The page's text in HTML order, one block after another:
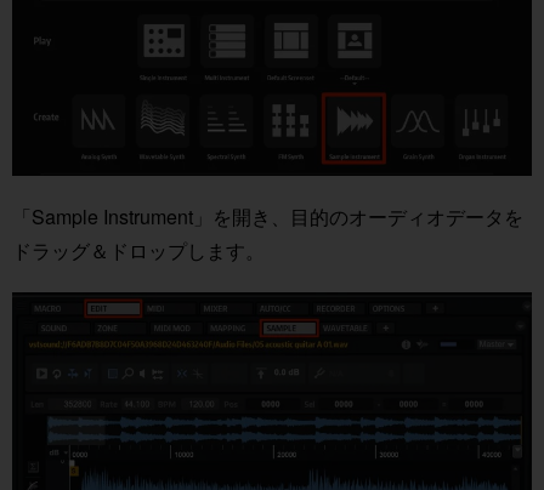
「Sample Instrument」を開き、目的のオーディオデータを
ドラッグ＆ドロップします。